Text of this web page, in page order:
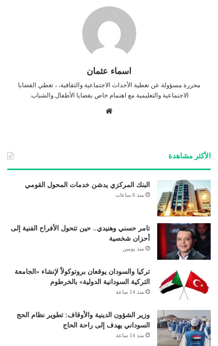
اسماء عثمان
محررة مسؤولة عن تغطية الأحداث الاجتماعية والثقافية، ، تغطي القضايا
الاجتماعية والتعليمية مع اهتمام خاص بقضايا الأطفال والشباب.
الأكثر مشاهدة
البنك المركزي يدشن خدمات المحول القومي
منذ 6 ساعات
تامر حسني وهنيدي.. حين تتحول الأفراح الفنية إلى
أحزان شخصية
منذ يومين
تركيا والسودان يوقعان بروتوكولاً لإنشاء «الجامعة
التركية السودانية الدولية» بالخرطوم
منذ 14 ساعة
وزير الشؤون الدينية والأوقاف: تطوير نظام الحج
السوداني يهدف إلى راحة الحاج
منذ 14 ساعة